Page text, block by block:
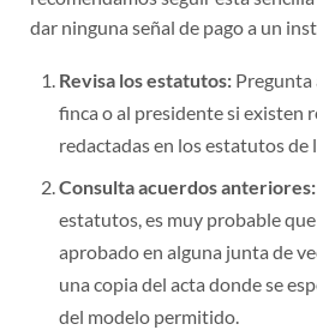
dar ninguna señal de pago a un
Revisa los estatutos:Pregunta
finca o al presidente si existen
redactadas en los estatutos de
Consulta acuerdos anteriores:
estatutos, es muy probable
aprobado en alguna junta de
una copia del acta donde se
del modelo permitido.